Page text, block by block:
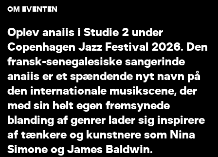
OM EVENTEN
Oplev anaiis i Studie 2 under
Copenhagen Jazz Festival 2026. Den
fransk-senegalesiske sangerinde
anaiis er et spændende nyt navn på
den internationale musikscene, der
med sin helt egen fremsynede
blanding af genrer lader sig inspirere
af tænkere og kunstnere som Nina
Simone og James Baldwin.